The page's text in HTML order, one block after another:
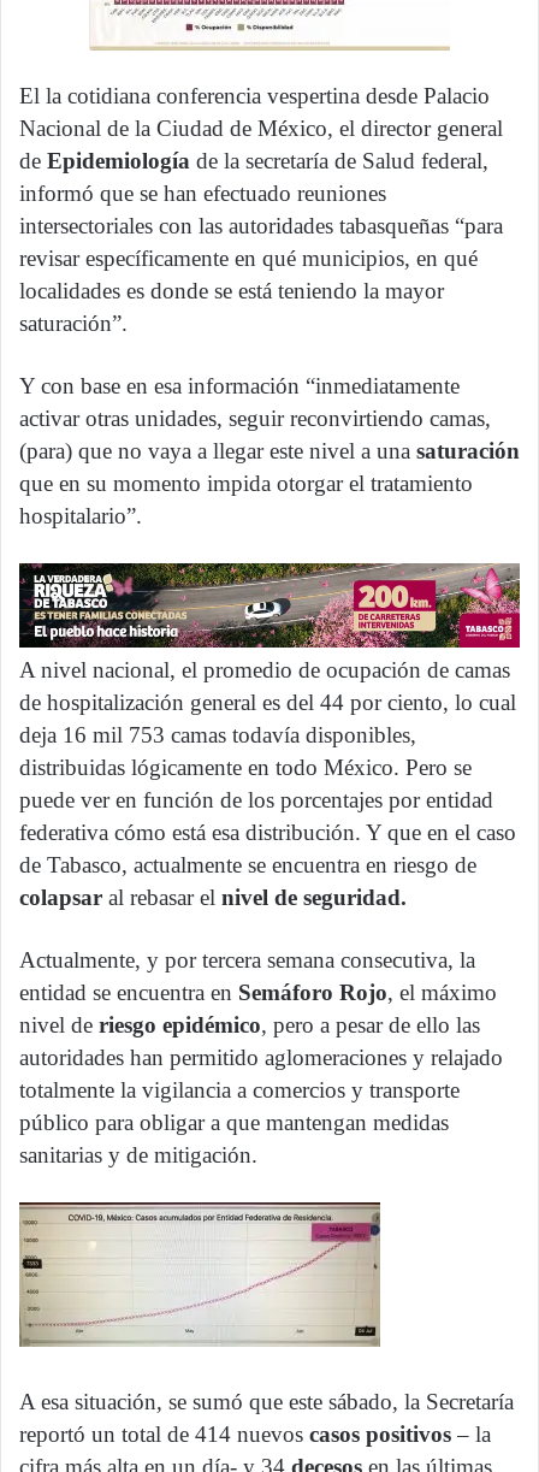
El la cotidiana conferencia vespertina desde Palacio
Nacional de la Ciudad de México, el director general
de Epidemiología de la secretaría de Salud federal,
informó que se han efectuado reuniones
intersectoriales con las autoridades tabasqueñas “para
revisar específicamente en qué municipios, en qué
localidades es donde se está teniendo la mayor
saturación”.
Y con base en esa información “inmediatamente
activar otras unidades, seguir reconvirtiendo camas,
(para) que no vaya a llegar este nivel a una saturación
que en su momento impida otorgar el tratamiento
hospitalario”.
A nivel nacional, el promedio de ocupación de camas
de hospitalización general es del 44 por ciento, lo cual
deja 16 mil 753 camas todavía disponibles,
distribuidas lógicamente en todo México. Pero se
puede ver en función de los porcentajes por entidad
federativa cómo está esa distribución. Y que en el caso
de Tabasco, actualmente se encuentra en riesgo de
colapsar al rebasar el nivel de seguridad.
Actualmente, y por tercera semana consecutiva, la
entidad se encuentra en Semáforo Rojo, el máximo
nivel de riesgo epidémico, pero a pesar de ello las
autoridades han permitido aglomeraciones y relajado
totalmente la vigilancia a comercios y transporte
público para obligar a que mantengan medidas
sanitarias y de mitigación.
A esa situación, se sumó que este sábado, la Secretaría
reportó un total de 414 nuevos casos positivos– la
cifra más alta en un día- y 34 decesos en las últimas